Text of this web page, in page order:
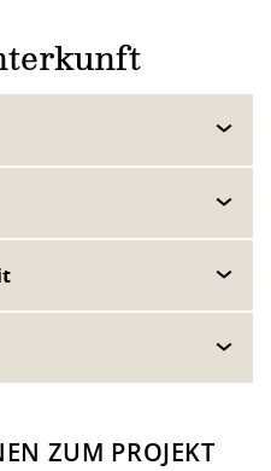
ZUM PROJEKT